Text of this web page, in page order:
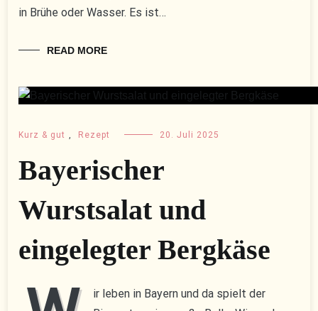
in Brühe oder Wasser. Es ist…
READ MORE
Kurz & gut Rezept 20. Juli 2025
Bayerischer
Wurstsalat und
eingelegter Bergkäse
ir leben in Bayern und da spielt der